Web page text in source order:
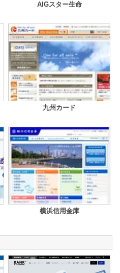
AIGスター生命
九州カード
横浜信用金庫